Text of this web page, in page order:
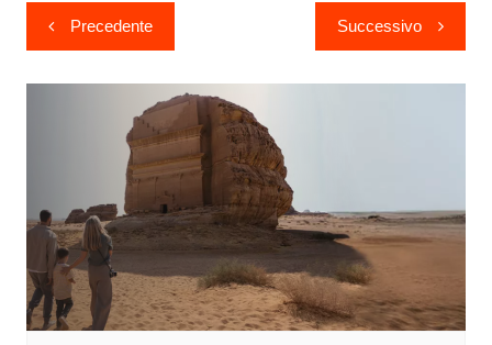
Navigazione
articoli
Precedente Successivo